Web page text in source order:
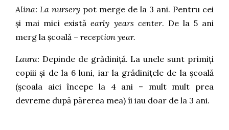
Alina: La nursery pot merge de la 3 ani. Pentru cei
și mai mici existăearly years center. De la 5 ani
merg la școală – reception year.
Laura: Depinde de grădiniță. La unele sunt primiți
copiii și de la 6 luni, iar la grădinițele de la școală
(școala aici începe la 4 ani – mult mult prea
devreme după părerea mea) îi iau doar de la 3 ani.